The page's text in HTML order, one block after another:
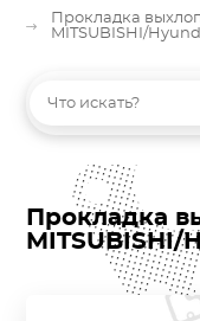
Прокладка
MITSUBISHI/
Прокладка
MITSUBISHI/